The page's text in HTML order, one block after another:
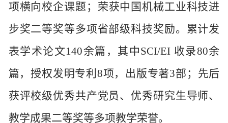
项横向校企课题；荣获中国机械工业科技进
步奖二等奖等多项省部级科技奖励。累计发
表学术论文140余篇，其中SCI/EI 收录80余
篇，授权发明专利8项，出版专著3部；先后
获评校级优秀共产党员、优秀研究生导师、
教学成果二等奖等多项教学荣誉。